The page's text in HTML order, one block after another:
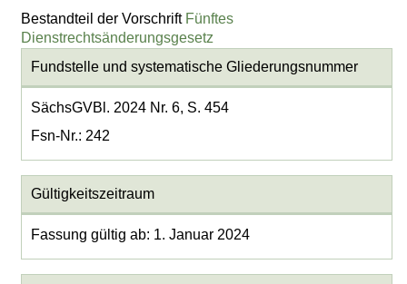
Bestandteil der Vorschrift Fünftes
Dienstrechtsänderungsgesetz
Fundstelle und systematische Gliederungsnummer
SächsGVBl. 2024 Nr. 6, S. 454
Fsn-Nr.: 242
Gültigkeitszeitraum
Fassung gültig ab: 1. Januar 2024